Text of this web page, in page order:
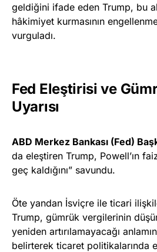
geldiğini ifade eden Trump, bu
hâkimiyet kurmasının
vurguladı.
Fed Eleştirisi ve
Uyarısı
ABD Merkez Bankası (Fed)
da eleştiren Trump, Powell’ın
geç kaldığını” savundu.
Öte yandan İsviçre ile ticari
Trump, gümrük vergilerinin
yeniden artırılamayacağı
belirterek ticaret politikalarında